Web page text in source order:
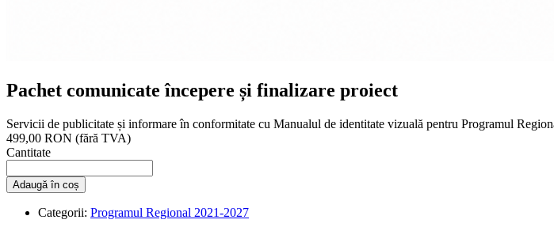
Pachet comunicate începere și finalizare proiect
Servicii de publicitate și informare în conformitate cu Manualul de identitate vizuală pentru Programul
499,00 RON (fără TVA)
Cantitate
Adaugă în coș
Categorii: Programul Regional 2021-2027